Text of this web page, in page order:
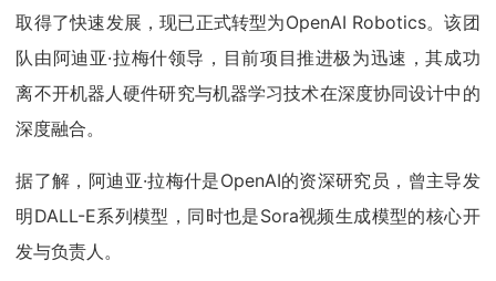
取得了快速发展，现已正式转型为OpenAI Robotics。该团
队由阿迪亚·拉梅什领导，目前项目推进极为迅速，其成功
离不开机器人硬件研究与机器学习技术在深度协同设计中的
深度融合。
据了解，阿迪亚·拉梅什是OpenAI的资深研究员，曾主导发
明DALL-E系列模型，同时也是Sora视频生成模型的核心开
发与负责人。